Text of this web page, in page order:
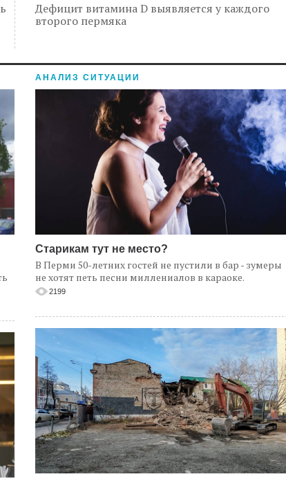
Дефицит витамина D выявляется у каждого
второго пермяка
АНАЛИЗ СИТУАЦИИ
Старикам тут не место?
В Перми 50-летних гостей не пустили в бар - зумеры
не хотят петь песни миллениалов в караоке.
2199